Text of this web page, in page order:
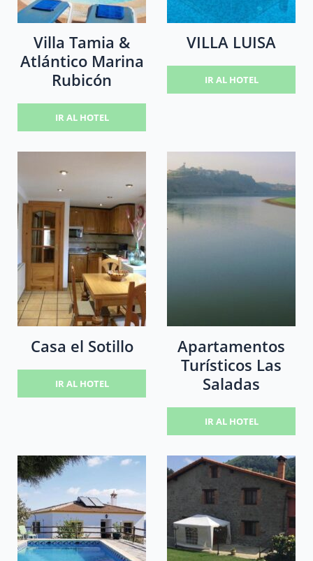
Villa Tamia &
Atlántico Marina
Rubicón
IR AL HOTEL
VILLA LUISA
IR AL HOTEL
Casa el Sotillo
IR AL HOTEL
Apartamentos
Turísticos Las
Saladas
IR AL HOTEL